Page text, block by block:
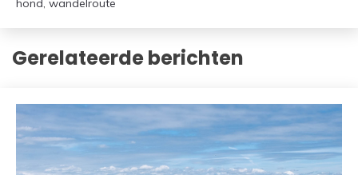
hond, wandelroute
Gerelateerde berichten